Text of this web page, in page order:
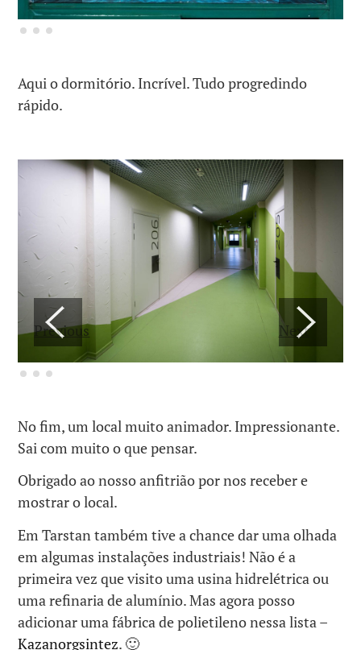
Aqui o dormitório. Incrível. Tudo progredindo
rápido.
Previous Next
No fim, um local muito animador. Impressionante.
Sai com muito o que pensar.
Obrigado ao nosso anfitrião por nos receber e
mostrar o local.
Em Tarstan também tive a chance dar uma olhada
em algumas instalações industriais! Não é a
primeira vez que visito uma usina hidrelétrica ou
uma refinaria de alumínio. Mas agora posso
adicionar uma fábrica de polietileno nessa lista –
Kazanorgsintez. 🙂